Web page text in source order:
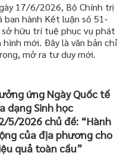
17/6/2026, Bộ Chính trị
ban hành Kết luận số 51-
hữu trí tuệ phục vụ phát
mới. Đây là văn bản chỉ
mở ra tư duy mới.
ứng Ngày Quốc tế
dạng Sinh học
5/2026 chủ đề: “Hành
của địa phương cho
quả toàn cầu”